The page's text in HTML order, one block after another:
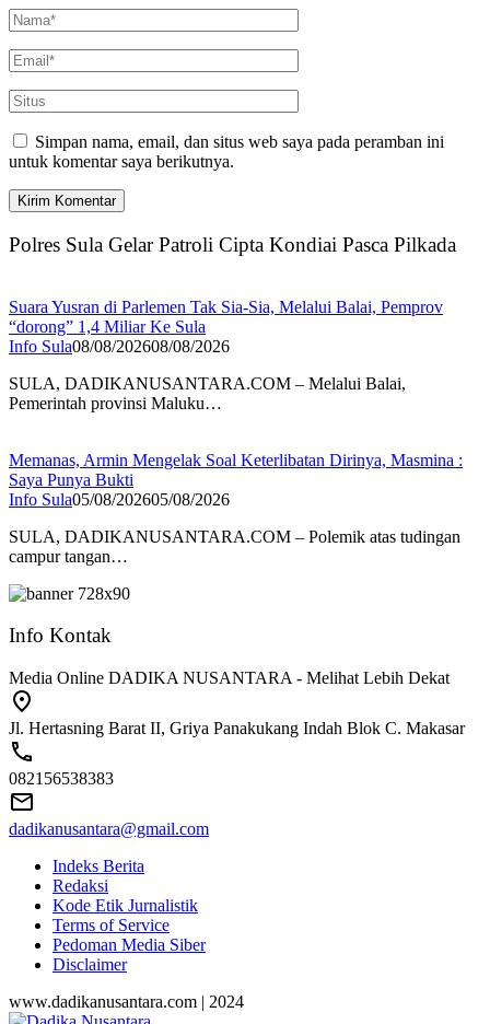
Simpan nama, email, dan situs web saya pada peramban ini
untuk komentar saya berikutnya.
Polres Sula Gelar Patroli Cipta Kondiai Pasca Pilkada
Suara Yusran di Parlemen Tak Sia-Sia, Melalui Balai, Pemprov
“dorong” 1,4 Miliar Ke Sula
Info Sula08/08/202608/08/2026
SULA, DADIKANUSANTARA.COM – Melalui Balai,
Pemerintah provinsi Maluku…
Memanas, Armin Mengelak Soal Keterlibatan Dirinya, Masmina :
Saya Punya Bukti
Info Sula05/08/202605/08/2026
SULA, DADIKANUSANTARA.COM – Polemik atas tudingan
campur tangan…
Info Kontak
Media Online DADIKA NUSANTARA - Melihat Lebih Dekat
Jl. Hertasning Barat II, Griya Panakukang Indah Blok C. Makasar
082156538383
dadikanusantara@gmail.com
Indeks Berita
Redaksi
Kode Etik Jurnalistik
Terms of Service
Pedoman Media Siber
Disclaimer
www.dadikanusantara.com | 2024